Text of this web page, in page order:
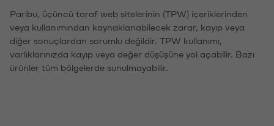
Paribu, üçüncü taraf web sitelerinin (TPW) içeriklerinden
veya kullanımından kaynaklanabilecek zarar, kayıp veya
diğer sonuçlardan sorumlu değildir. TPW kullanımı,
varlıklarınızda kayıp veya değer düşüşüne yol açabilir. Bazı
ürünler tüm bölgelerde sunulmayabilir.